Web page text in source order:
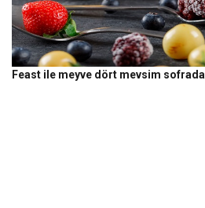
Feast ile meyve dört mevsim sofrada